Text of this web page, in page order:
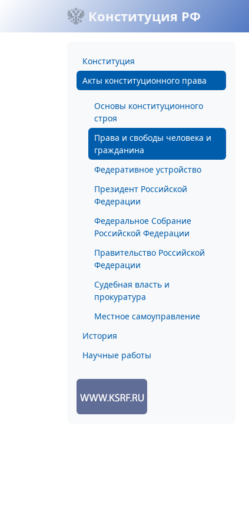
Конституция РФ
Конституция
Акты конституционного права
Основы конституционного
строя
Права и свободы человека и
гражданина
Федеративное устройство
Президент Российской
Федерации
Федеральное Собрание
Российской Федерации
Правительство Российской
Федерации
Судебная власть и
прокуратура
Местное самоуправление
История
Научные работы